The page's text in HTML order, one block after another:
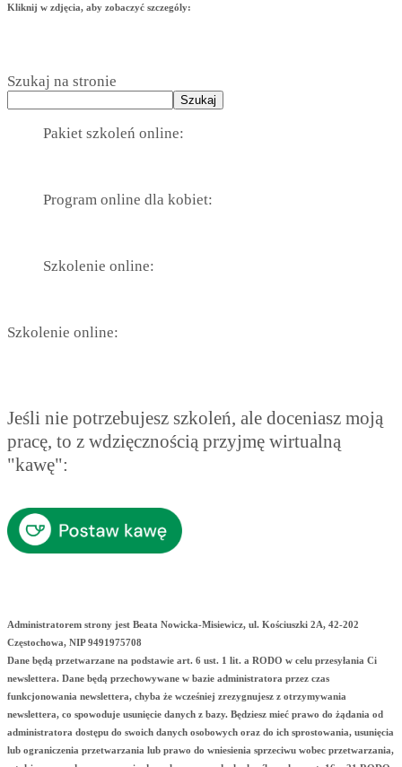
Kliknij w zdjęcia, aby zobaczyć szczególy:
Szukaj na stronie
Szukaj
Pakiet szkoleń online:
Program online dla kobiet:
Szkolenie online:
Szkolenie online:
Jeśli nie potrzebujesz szkoleń, ale doceniasz moją
pracę, to z wdzięcznością przyjmę wirtualną
"kawę":
Administratorem strony jest Beata Nowicka-Misiewicz, ul. Kościuszki 2A, 42-202
Częstochowa, NIP 9491975708
Dane będą przetwarzane na podstawie art. 6 ust. 1 lit. a RODO w celu przesyłania Ci
newslettera. Dane będą przechowywane w bazie administratora przez czas
funkcjonowania newslettera, chyba że wcześniej zrezygnujesz z otrzymywania
newslettera, co spowoduje usunięcie danych z bazy. Będziesz mieć prawo do żądania od
administratora dostępu do swoich danych osobowych oraz do ich sprostowania, usunięcia
lub ograniczenia przetwarzania lub prawo do wniesienia sprzeciwu wobec przetwarzania,